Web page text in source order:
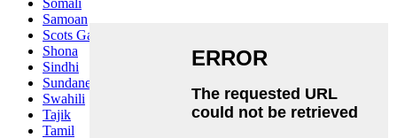
Somali
Samoan
Scots Gaelic
Shona
Sindhi
Sundanese
Swahili
Tajik
Tamil